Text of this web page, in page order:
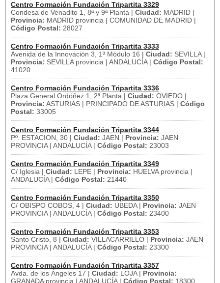
Centro Formación Fundación Tripartita 3329
Condesa de Venadito 1, 8ª y 9ª Planta | Ciudad: MADRID |
Provincia: MADRID provincia | COMUNIDAD DE MADRID |
Código Postal: 28027
Centro Formación Fundación Tripartita 3333
Avenida de la Innovación 3, 1ª Módulo 16 | Ciudad: SEVILLA |
Provincia: SEVILLA provincia | ANDALUCÍA | Código Postal:
41020
Centro Formación Fundación Tripartita 3336
Plaza General Ordóñez 1, 2ª Planta | Ciudad: OVIEDO |
Provincia: ASTURIAS | PRINCIPADO DE ASTURIAS | Código
Postal: 33005
Centro Formación Fundación Tripartita 3344
Pº. ESTACION, 30 | Ciudad: JAEN | Provincia: JAEN
PROVINCIA | ANDALUCÍA | Código Postal: 23003
Centro Formación Fundación Tripartita 3349
C/ Iglesia | Ciudad: LEPE | Provincia: HUELVA provincia |
ANDALUCÍA | Código Postal: 21440
Centro Formación Fundación Tripartita 3350
C/ OBISPO COBOS, 4 | Ciudad: UBEDA | Provincia: JAEN
PROVINCIA | ANDALUCÍA | Código Postal: 23400
Centro Formación Fundación Tripartita 3353
Santo Cristo, 8 | Ciudad: VILLACARRILLO | Provincia: JAEN
PROVINCIA | ANDALUCÍA | Código Postal: 23300
Centro Formación Fundación Tripartita 3357
Avda. de los Ángeles 17 | Ciudad: LOJA | Provincia:
GRANADA provincia | ANDALUCÍA | Código Postal: 18300